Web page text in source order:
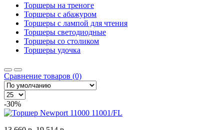
Торшеры на треноге
Торшеры с абажуром
Торшеры с лампой для чтения
Торшеры светодиодные
Торшеры со столиком
Торшеры удочка
Сравнение товаров (0)
-30%